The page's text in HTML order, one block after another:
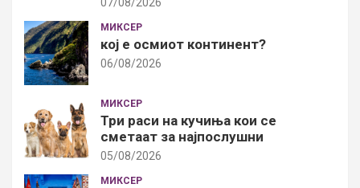
МИКСЕР
кој е осмиот континент?
06/08/2026
МИКСЕР
Три раси на кучиња кои се
сметаат за најпослушни
05/08/2026
МИКСЕР